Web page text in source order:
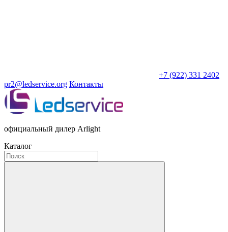
+7 (922) 331 2402
pr2@ledservice.org Контакты
официальный дилер Arlight
Каталог